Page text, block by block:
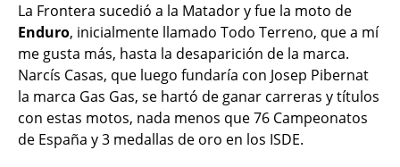
La Frontera sucedió a la Matador y fue la moto de
Enduro, inicialmente llamado Todo Terreno, que a mí
me gusta más, hasta la desaparición de la marca.
Narcís Casas, que luego fundaría con Josep Pibernat
la marca Gas Gas, se hartó de ganar carreras y títulos
con estas motos, nada menos que 76 Campeonatos
de España y 3 medallas de oro en los ISDE.